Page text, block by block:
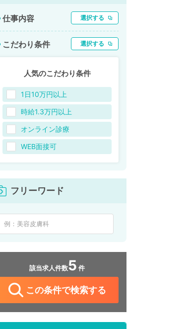
仕事内容 選択する
こだわり条件 選択する
人気のこだわり条件
1日10万円以上
時給1.3万円以上
オンライン診療
WEB面接可
フリーワード
該当求人件数5 件
この条件で検索する